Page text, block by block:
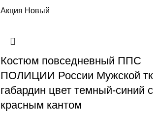
Акция Новый
Костюм повседневный ППС
ПОЛИЦИИ России Мужской тк
габардин цвет темный-синий с
красным кантом